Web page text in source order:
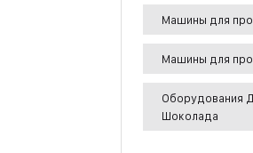
Машины для
Машины для
Оборудования
Шоколада